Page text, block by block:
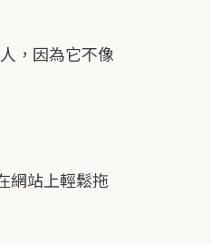
，因為它不像
網站上輕鬆拖